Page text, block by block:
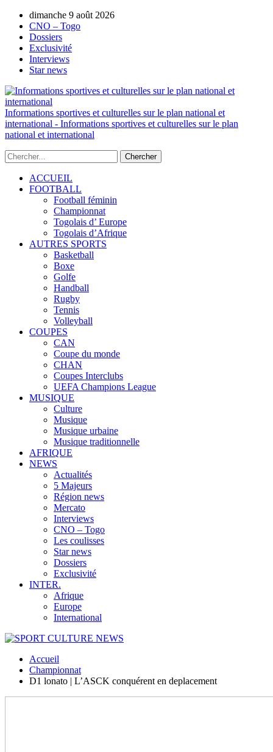
dimanche 9 août 2026
CNO – Togo
Dossiers
Exclusivité
Interviews
Star news
Informations sportives et culturelles sur le plan national et
international - Informations sportives et culturelles sur le plan
national et international
ACCUEIL
FOOTBALL
Football féminin
Championnat
Togolais d’ Europe
Togolais d’Afrique
AUTRES SPORTS
Basketball
Boxe
Golfe
Handball
Rugby
Tennis
Volleyball
COUPES
CAN
Coupe du monde
CHAN
Coupes Interclubs
UEFA Champions League
MUSIQUE
Culture
Musique
Musique urbaine
Musique traditionnelle
AFRIQUE
NEWS
Actualités
5 Majeurs
Région news
Mercato
Interviews
CNO – Togo
Les coulisses
Star news
Dossiers
Exclusivité
INTER.
Afrique
Europe
International
Accueil
Championnat
D1 lonato | L’ASCK conquérent en deplacement
AUTORISATION DE LA HAAC N°0134/